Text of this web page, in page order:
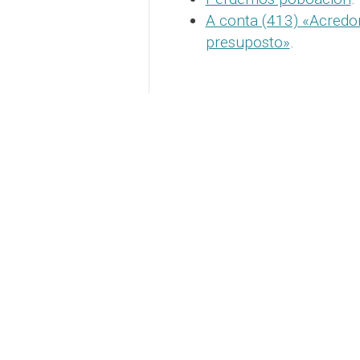
A conta (413)
presuposto».